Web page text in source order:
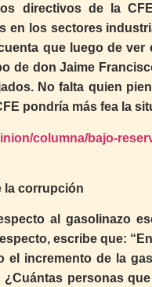
directivos de la
en los sectores
que luego de
de don Jaime
No falta quien
pondría más fea la
columna/bajo-
la corrupción
al gasolinazo
escribe que:
el incremento de la
personas